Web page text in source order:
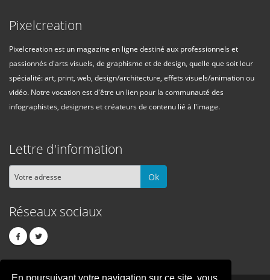
Pixelcreation
Pixelcreation est un magazine en ligne destiné aux professionnels et
passionnés d'arts visuels, de graphisme et de design, quelle que soit leur
spécialité: art, print, web, design/architecture, effets visuels/animation ou
vidéo. Notre vocation est d'être un lien pour la communauté des
infographistes, designers et créateurs de contenu lié à l'image.
Lettre d'information
Ok
Réseaux sociaux